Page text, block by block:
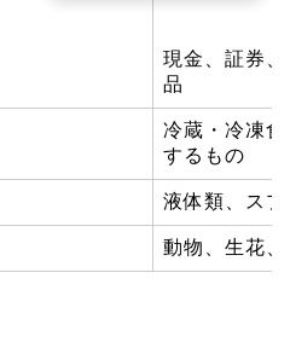
現金、証券
品
冷蔵・冷凍
するもの
液体類、ス
動物、生花